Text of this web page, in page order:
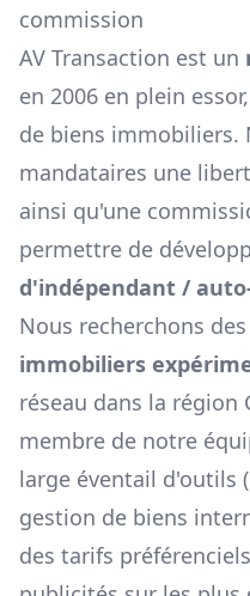
commission
AV Transaction est un
en 2006 en plein
de biens immobiliers.
mandataires une
ainsi qu'une
permettre de
d'indépendant /
Nous recherchons des
immobiliers
réseau dans la région
membre de notre
large éventail d'outils
gestion de biens
des tarifs